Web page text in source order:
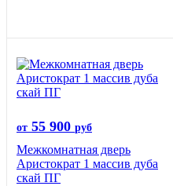
от 55 900 руб
Межкомнатная дверь
Аристократ 1 массив дуба
скай ПГ